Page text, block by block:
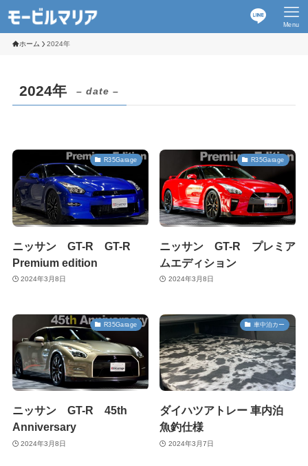
Menu
ホーム 2024年
2024年 – date –
R35Garage
ニッサン GT-R GT-R
Premium edition
2024年3月8日
R35Garage
ニッサン GT-R プレミア
ムエディション
2024年3月8日
R35Garage
ニッサン GT-R 45th
Anniversary
2024年3月8日
車中泊カー
ダイハツアトレー 車内泊
魚釣仕様
2024年3月7日